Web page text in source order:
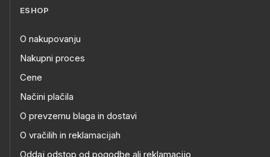
ESHOP
O nakupovanju
Nakupni proces
Cene
Načini plačila
O prevzemu blaga in dostavi
O vračilih in reklamacijah
Oddaj odstop od pogodbe ali reklamacijo